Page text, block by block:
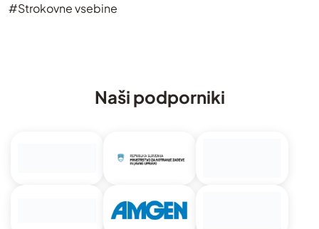
#Strokovne vsebine
Naši podporniki